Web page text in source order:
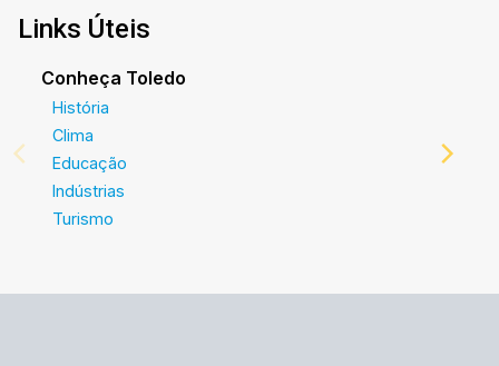
Links Úteis
Conheça Toledo
História
Clima
Educação
Indústrias
Turismo